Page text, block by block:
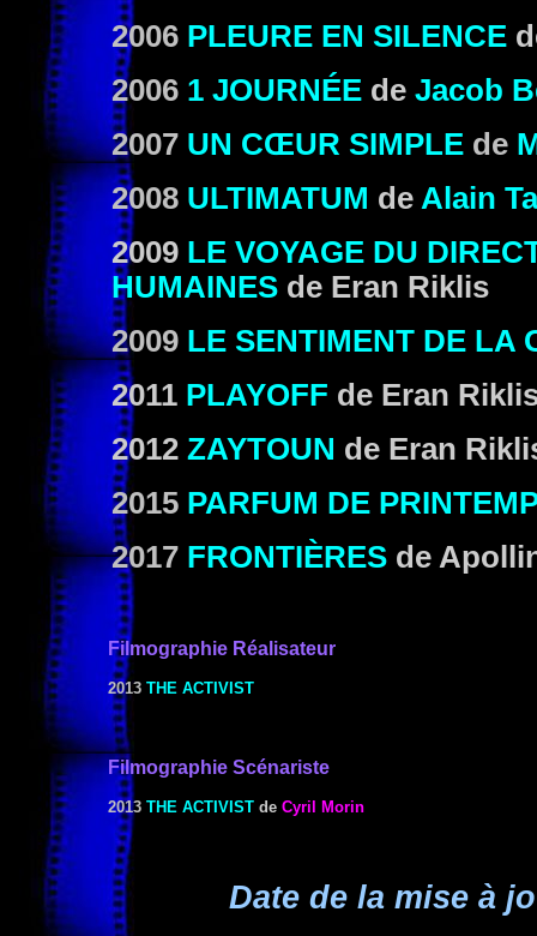
2006 PLEURE EN SILENCE
2006 1 JOURNÉE de Jacob
2007 UN CŒUR SIMPLE de
2008 ULTIMATUM de Alain
2009 LE VOYAGE DU
HUMAINES de Eran Riklis
2009 LE SENTIMENT DE LA
2011 PLAYOFF de Eran
2012 ZAYTOUN de Eran
2015 PARFUM DE
2017 FRONTIÈRES de
Filmographie Réalisateur
2013 THE ACTIVIST
Filmographie Scénariste
2013 THE ACTIVIST de Cyril Morin
Date de la mise à